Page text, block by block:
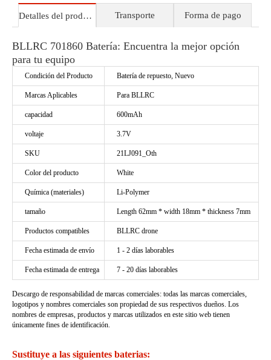
Detalles del producto Transporte Forma de pago
BLLRC 701860 Batería: Encuentra la mejor opción
para tu equipo
Condición del Producto Batería de repuesto, Nuevo
Marcas Aplicables Para BLLRC
capacidad 600mAh
voltaje 3.7V
SKU 21LJ091_Oth
Color del producto White
Química (materiales) Li-Polymer
tamaño Length 62mm * width 18mm * thickness 7mm
Productos compatibles BLLRC drone
Fecha estimada de envío 1 - 2 días laborables
Fecha estimada de entrega 7 - 20 días laborables
Descargo de responsabilidad de marcas comerciales: todas las marcas comerciales,
logotipos y nombres comerciales son propiedad de sus respectivos dueños. Los
nombres de empresas, productos y marcas utilizados en este sitio web tienen
únicamente fines de identificación.
Sustituye a las siguientes baterias: